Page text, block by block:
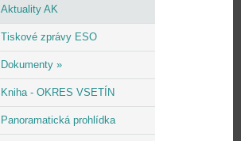
Aktuality AK
Tiskové zprávy ESO
Dokumenty »
Kniha - OKRES VSETÍN
Panoramatická prohlídka